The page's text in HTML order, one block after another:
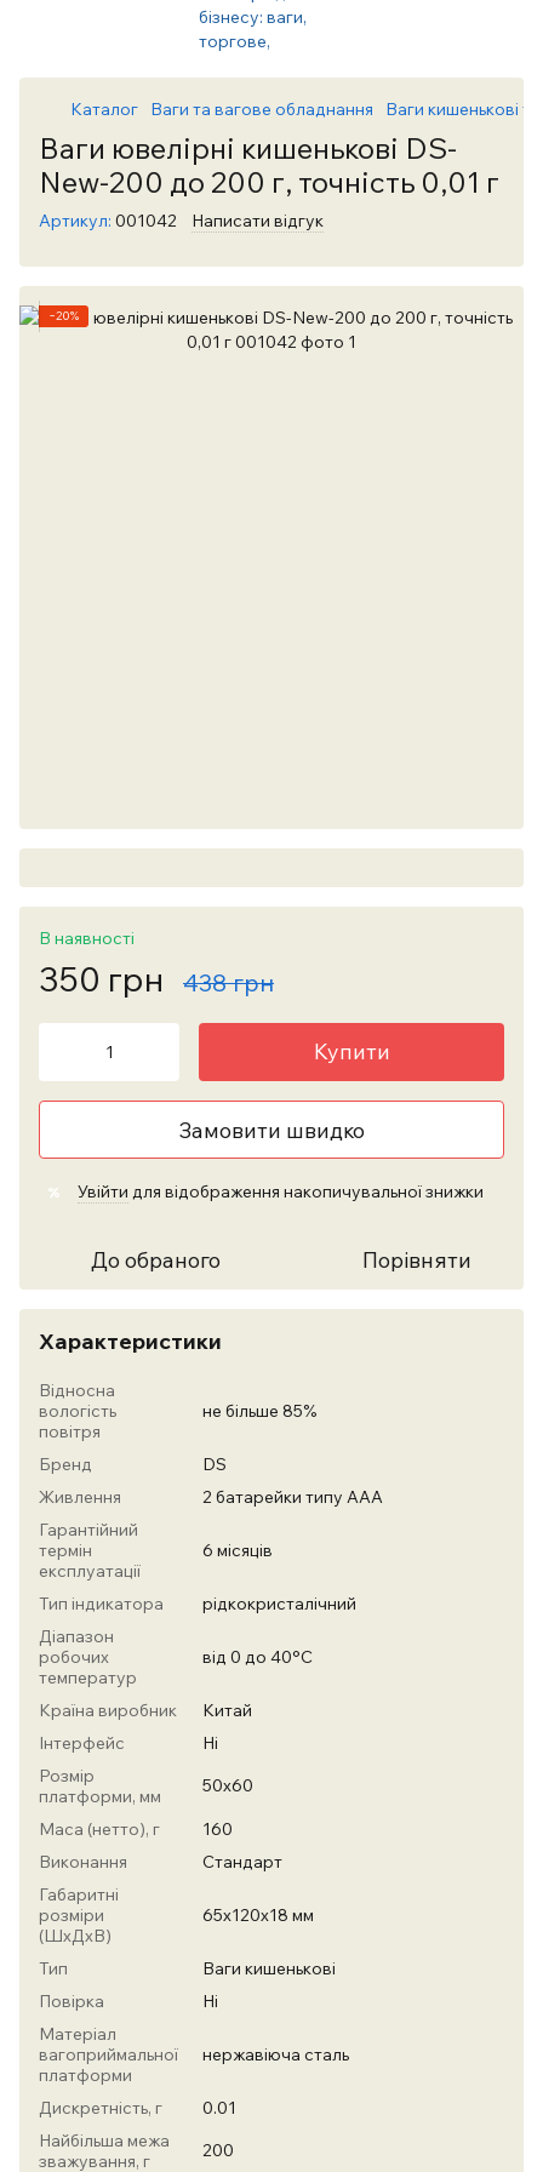
Каталог Ваги та вагове обладнання Ваги кишенькові
Ваги ювелірні кишенькові DS-
New-200 до 200 г, точність 0,01 г
Артикул: 001042 Написати відгук
−20%
В наявності
350 грн 438 грн
Купити
Замовити швидко
% Увійти для відображення накопичувальної знижки
До обраного Порівняти
Характеристики
Відносна
вологість
повітря
не більше 85%
Бренд
DS
Живлення
2 батарейки типу ААА
Гарантійний
термін
експлуатації
6 місяців
Тип індикатора
рідкокристалічний
Діапазон
робочих
температур
від 0 до 40°С
Країна виробник
Китай
Інтерфейс
Ні
Розмір
платформи, мм
50х60
Маса (нетто), г
160
Виконання
Стандарт
Габаритні
розміри
(ШхДхВ)
65х120х18 мм
Тип
Ваги кишенькові
Повірка
Ні
Матеріал
вагоприймальної
платформи
нержавіюча сталь
Дискретність, г
0.01
Найбільша межа
зважування, г
200